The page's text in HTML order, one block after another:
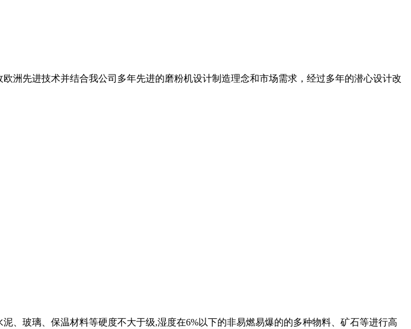
洲先进技术并结合我公司多年先进的磨粉机设计制造理念和市场需求，经过多年的潜心设计改
、玻璃、保温材料等硬度不大于级,湿度在6%以下的非易燃易爆的的多种物料、矿石等进行高